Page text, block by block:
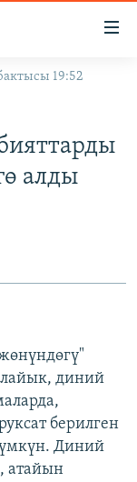
19:52
алды
диний
берилген
Диний
атайын